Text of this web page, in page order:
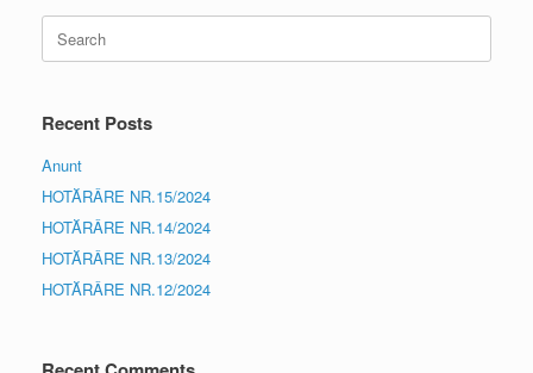
for:
Recent Posts
Anunt
HOTĂRÂRE NR.15/2024
HOTĂRÂRE NR.14/2024
HOTĂRÂRE NR.13/2024
HOTĂRÂRE NR.12/2024